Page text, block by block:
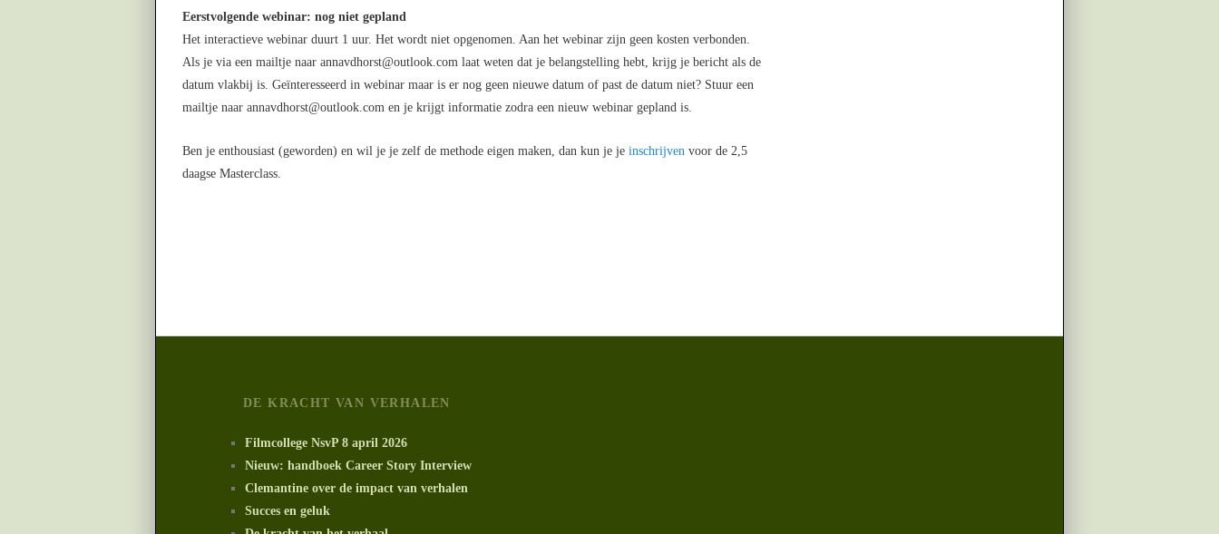
Eerstvolgende webinar: nog niet gepland
Het interactieve webinar duurt 1 uur. Het wordt niet opgenomen. Aan het webinar zijn geen kosten verbonden.
Als je via een mailtje naar annavdhorst@outlook.com laat weten dat je belangstelling hebt, krijg je bericht als de
datum vlakbij is. Geïnteresseerd in webinar maar is er nog geen nieuwe datum of past de datum niet? Stuur een
mailtje naar annavdhorst@outlook.com en je krijgt informatie zodra een nieuw webinar gepland is.
Ben je enthousiast (geworden) en wil je je zelf de methode eigen maken, dan kun je je inschrijvenvoor de 2,5
daagse Masterclass.
DE KRACHT VAN VERHALEN
Filmcollege NsvP 8 april 2026
Nieuw: handboek Career Story Interview
Clemantine over de impact van verhalen
Succes en geluk